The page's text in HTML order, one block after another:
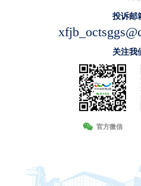
投诉邮
关注我
官方微信